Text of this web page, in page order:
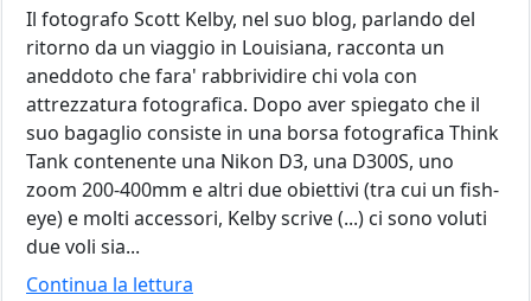
Il fotografo Scott Kelby, nel suo blog, parlando del
ritorno da un viaggio in Louisiana, racconta un
aneddoto che fara' rabbrividire chi vola con
attrezzatura fotografica. Dopo aver spiegato che il
suo bagaglio consiste in una borsa fotografica Think
Tank contenente una Nikon D3, una D300S, uno
zoom 200-400mm e altri due obiettivi (tra cui un fish-
eye) e molti accessori, Kelby scrive (...) ci sono voluti
due voli sia...
Continua la lettura